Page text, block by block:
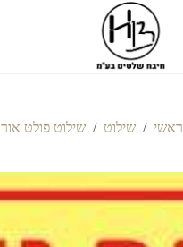
ראשי / שילוט / שילוט פולט אור